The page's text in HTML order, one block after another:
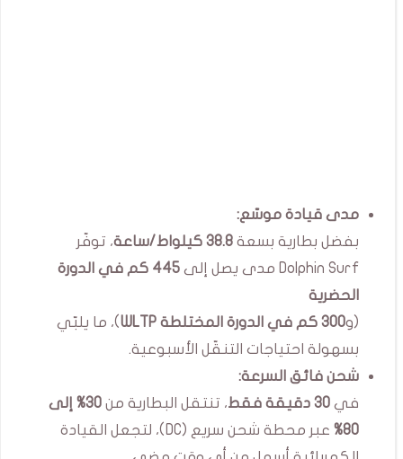
مدى قيادة موسّع:
بفضل بطارية بسعة38.8 كيلواط/ساعة
، توفّر
Dolphin Surf مدى يصل إلى
445 كم في الدورة
الحضرية
(و300 كم في الدورة المختلطة WLTP
)، ما يلبّي
بسهولة احتياجات التنقّل الأسبوعية.
شحن فائق السرعة:
في30 دقيقة فقط ، تنتقل البطارية من
30% إلى
80%
عبر محطة شحن سريع (DC)، لتجعل القيادة